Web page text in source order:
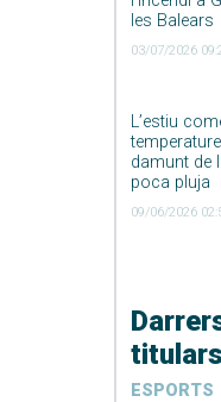
les Balears
03/07/2026
L’estiu
damunt de
poca pluja
09/06/2026
titulars
ESPORTS